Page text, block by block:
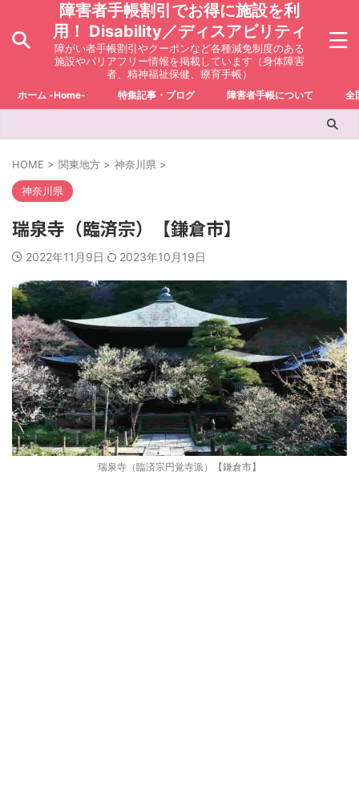
障害者手帳割引でお得に施設を利
用！ Disability／ディスアビリティ
障がい者手帳割引やクーポンなど各種減免制度のある
施設やバリアフリー情報を掲載しています（身体障害
者、精神福祉保健、療育手帳）
ホーム -Home- 特集記事・ブログ 障害者手帳について 全
HOME > 関東地方 > 神奈川県 >
神奈川県
瑞泉寺（臨済宗）【鎌倉市】
2022年11月9日 2023年10月19日
瑞泉寺（臨済宗円覚寺派）【鎌倉市】